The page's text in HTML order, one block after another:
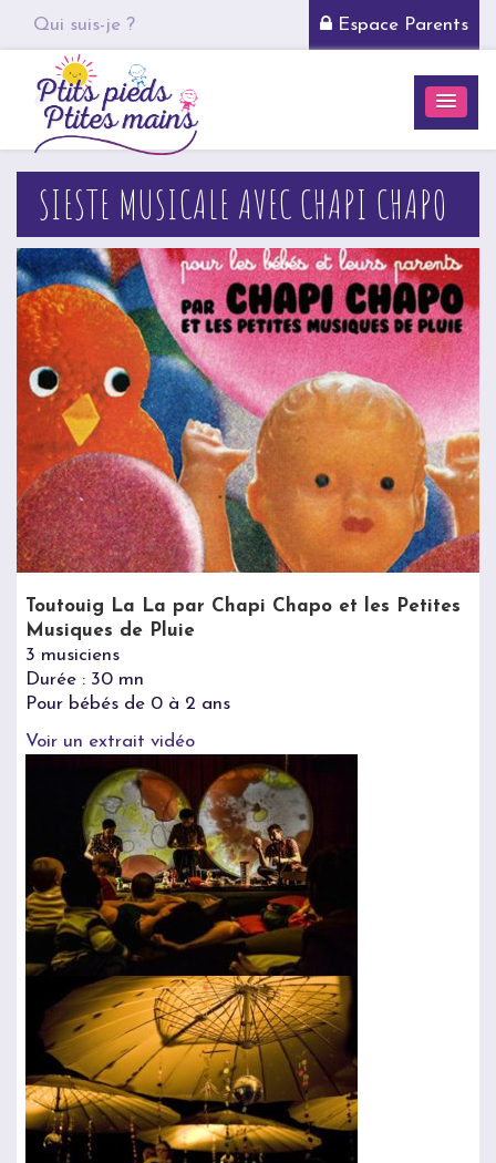
Qui suis-je ? Espace Parents
SIESTE MUSICALE AVEC CHAPI CHAPO
Toutouig La La par Chapi Chapo et les Petites
Musiques de Pluie
3 musiciens
Durée : 30 mn
Pour bébés de 0 à 2 ans
Voir un extrait vidéo